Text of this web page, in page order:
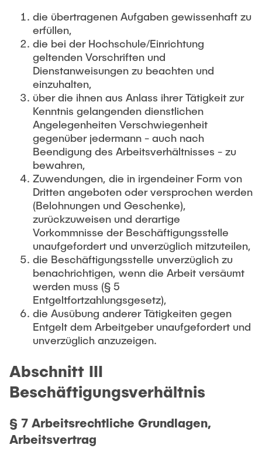
die übertragenen Aufgaben gewissenhaft zu
erfüllen,
die bei der Hochschule/Einrichtung
geltenden Vorschriften und
Dienstanweisungen zu beachten und
einzuhalten,
über die ihnen aus Anlass ihrer Tätigkeit zur
Kenntnis gelangenden dienstlichen
Angelegenheiten Verschwiegenheit
gegenüber jedermann - auch nach
Beendigung des Arbeitsverhältnisses - zu
bewahren,
Zuwendungen, die in irgendeiner Form von
Dritten angeboten oder versprochen werden
(Belohnungen und Geschenke),
zurückzuweisen und derartige
Vorkommnisse der Beschäftigungsstelle
unaufgefordert und unverzüglich mitzuteilen,
die Beschäftigungsstelle unverzüglich zu
benachrichtigen, wenn die Arbeit versäumt
werden muss (§ 5
Entgeltfortzahlungsgesetz),
die Ausübung anderer Tätigkeiten gegen
Entgelt dem Arbeitgeber unaufgefordert und
unverzüglich anzuzeigen.
Abschnitt III
Beschäftigungsverhältnis
§ 7 Arbeitsrechtliche Grundlagen,
Arbeitsvertrag